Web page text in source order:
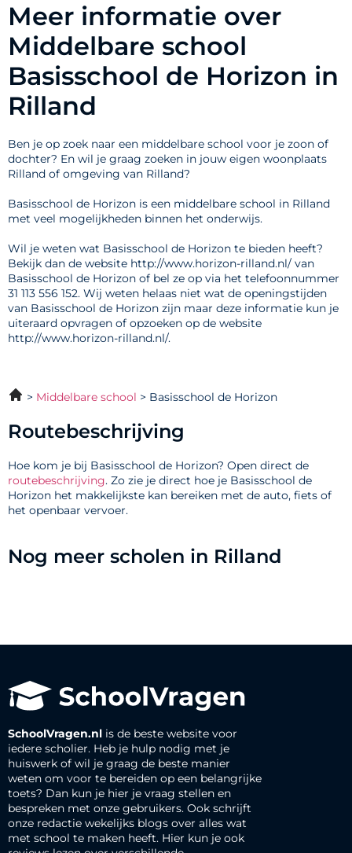
Meer informatie over
Middelbare school
Basisschool de Horizon in
Rilland
Ben je op zoek naar een middelbare school voor je zoon of
dochter? En wil je graag zoeken in jouw eigen woonplaats
Rilland of omgeving van Rilland?
Basisschool de Horizon is een middelbare school in Rilland
met veel mogelijkheden binnen het onderwijs.
Wil je weten wat Basisschool de Horizon te bieden heeft?
Bekijk dan de website http://www.horizon-rilland.nl/ van
Basisschool de Horizon of bel ze op via het telefoonnummer
31 113 556 152. Wij weten helaas niet wat de openingstijden
van Basisschool de Horizon zijn maar deze informatie kun je
uiteraard opvragen of opzoeken op de website
http://www.horizon-rilland.nl/.
Middelbare school Basisschool de Horizon
Routebeschrijving
Hoe kom je bij Basisschool de Horizon? Open direct de
routebeschrijving. Zo zie je direct hoe je Basisschool de
Horizon het makkelijkste kan bereiken met de auto, fiets of
het openbaar vervoer.
Nog meer scholen in Rilland
SchoolVragen.nl is de beste website voor
iedere scholier. Heb je hulp nodig met je
huiswerk of wil je graag de beste manier
weten om voor te bereiden op een belangrijke
toets? Dan kun je hier je vraag stellen en
bespreken met onze gebruikers. Ook schrijft
onze redactie wekelijks blogs over alles wat
met school te maken heeft. Hier kun je ook